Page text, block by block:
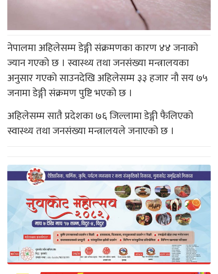
नेपालमा अहिलेसम्म डेङ्गी संक्रमणका कारण ४४ जनाको
ज्यान गएकाे छ । स्वास्थ्य तथा जनसंख्या मन्त्रालयका
अनुसार गएकाे साउनदेखि अहिलेसम्म ३३ हजार नौ सय ७५
जनामा डेङ्गी संक्रमण पुष्टि भएको छ ।
अहिलेसम्म सातै प्रदेशका ७६ जिल्लामा डेङ्गी फैलिएको
स्वास्थ्य तथा जनसंख्या मन्त्रालयले जनाएको छ ।